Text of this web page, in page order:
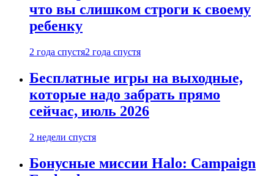
что вы слишком строги к своему
ребенку
2 года спустя2 года спустя
Бесплатные игры на выходные,
которые надо забрать прямо
сейчас, июль 2026
2 недели спустя
Бонусные миссии Halo: Campaign